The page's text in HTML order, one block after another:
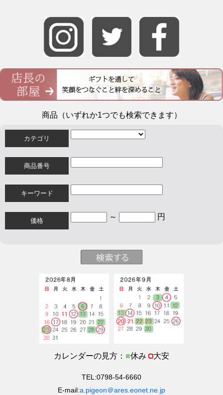
商品（いずれか1つでも検索できます）
カテゴリ
商品番号
キーワード
価格 ～ 円
カレンダーの見方： ■休み 大安
TEL:0798-54-6660
E-mail:a.pigeon＠ares.eonet.ne.jp